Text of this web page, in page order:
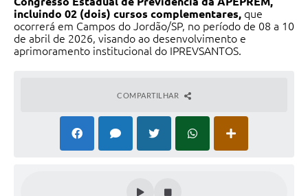
incluindo 02 (dois) cursos complementares, que
ocorrerá em Campos do Jordão/SP, no período de 08 a 10
de abril de 2026, visando ao desenvolvimento e
aprimoramento institucional do IPREVSANTOS.
COMPARTILHAR